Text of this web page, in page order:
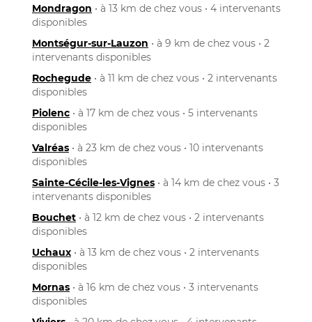
Mondragon • à 13 km de chez vous • 4 intervenants
disponibles
Montségur-sur-Lauzon • à 9 km de chez vous • 2
intervenants disponibles
Rochegude • à 11 km de chez vous • 2 intervenants
disponibles
Piolenc • à 17 km de chez vous • 5 intervenants
disponibles
Valréas • à 23 km de chez vous • 10 intervenants
disponibles
Sainte-Cécile-les-Vignes • à 14 km de chez vous • 3
intervenants disponibles
Bouchet • à 12 km de chez vous • 2 intervenants
disponibles
Uchaux • à 13 km de chez vous • 2 intervenants
disponibles
Mornas • à 16 km de chez vous • 3 intervenants
disponibles